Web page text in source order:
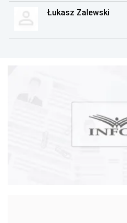
Łukasz Zalewski